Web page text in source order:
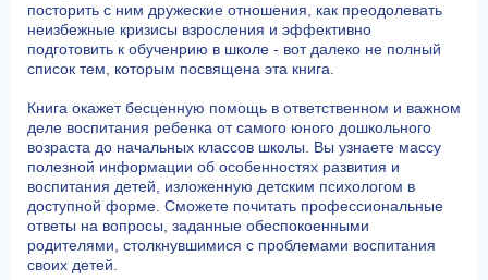
посторить с ним дружеские отношения, как преодолевать
неизбежные кризисы взросления и эффективно
подготовить к обученрию в школе - вот далеко не полный
список тем, которым посвящена эта книга.
Книга окажет бесценную помощь в ответственном и важном
деле воспитания ребенка от самого юного дошкольного
возраста до начальных классов школы. Вы узнаете массу
полезной информации об особенностях развития и
воспитания детей, изложенную детским психологом в
доступной форме. Сможете почитать профессиональные
ответы на вопросы, заданные обеспокоенными
родителями, столкнувшимися с проблемами воспитания
своих детей.